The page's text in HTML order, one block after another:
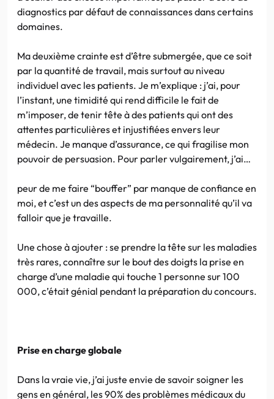
diagnostics par défaut de connaissances dans certains
domaines.
Ma deuxième crainte est d’être submergée, que ce soit
par la quantité de travail, mais surtout au niveau
individuel avec les patients. Je m’explique : j’ai, pour
l’instant, une timidité qui rend difficile le fait de
m’imposer, de tenir tête à des patients qui ont des
attentes particulières et injustifiées envers leur
médecin. Je manque d’assurance, ce qui fragilise mon
pouvoir de persuasion. Pour parler vulgairement, j’ai…
peur de me faire “bouffer” par manque de confiance en
moi, et c’est un des aspects de ma personnalité qu’il va
falloir que je travaille.
Une chose à ajouter : se prendre la tête sur les maladies
très rares, connaître sur le bout des doigts la prise en
charge d’une maladie qui touche 1 personne sur 100
000, c’était génial pendant la préparation du concours.
Prise en charge globale
Dans la vraie vie, j’ai juste envie de savoir soigner les
gens en général, les 90% des problèmes médicaux du